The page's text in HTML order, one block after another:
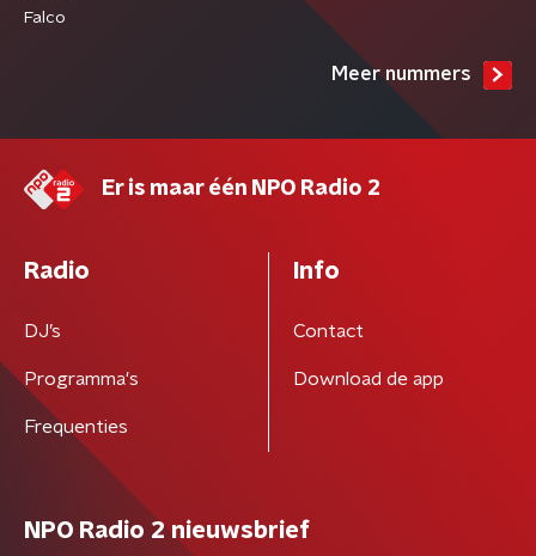
Falco
Meer nummers
Er is maar één NPO Radio 2
Radio
DJ’s
Programma's
Frequenties
Info
Contact
Download de app
NPO Radio 2 nieuwsbrief